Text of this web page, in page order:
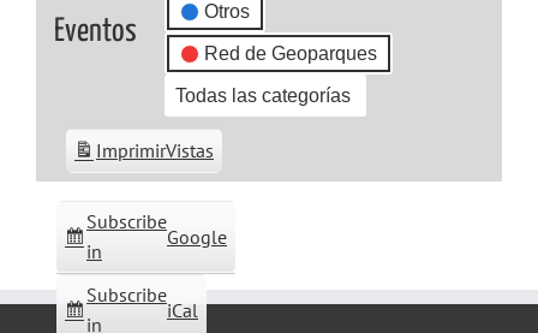
Eventos
Otros
Red de Geoparques
Todas las categorías
Subscribe
in
Google
Subscribe
in
iCal
ImprimirVistas